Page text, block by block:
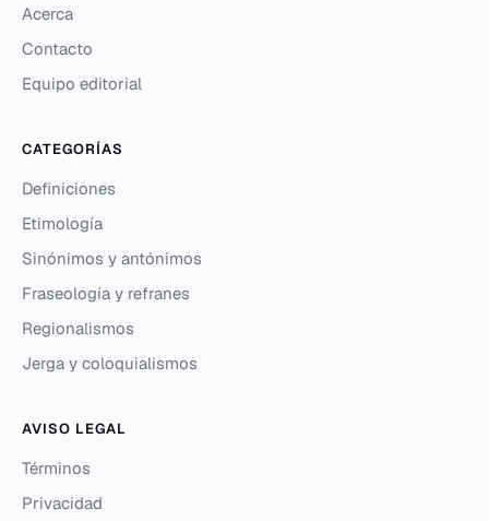
Acerca
Contacto
Equipo editorial
CATEGORÍAS
Definiciones
Etimología
Sinónimos y antónimos
Fraseología y refranes
Regionalismos
Jerga y coloquialismos
AVISO LEGAL
Términos
Privacidad